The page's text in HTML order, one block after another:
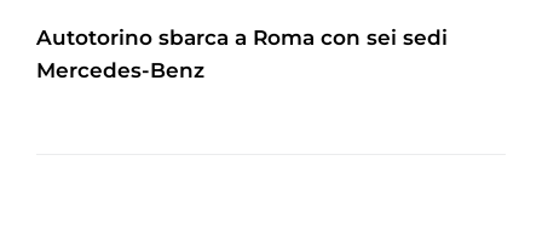
Autotorino sbarca a Roma con sei sedi
Mercedes-Benz